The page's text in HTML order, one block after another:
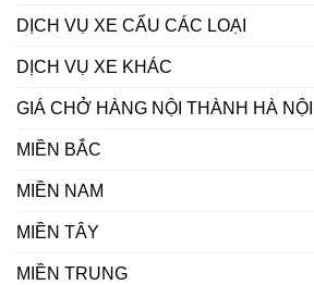
DỊCH VỤ XE CẨU CÁC LOẠI
DỊCH VỤ XE KHÁC
GIÁ CHỞ HÀNG NỘI THÀNH HÀ NỘI
MIỀN BẮC
MIỀN NAM
MIỀN TÂY
MIỀN TRUNG